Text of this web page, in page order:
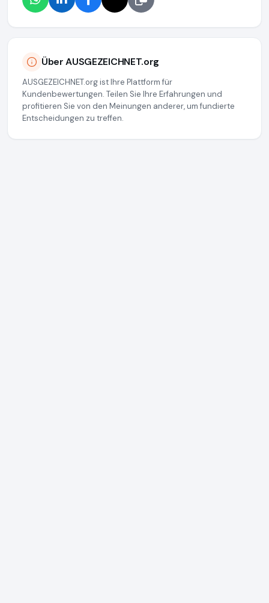
Über AUSGEZEICHNET.org
AUSGEZEICHNET.org ist Ihre Plattform für
Kundenbewertungen. Teilen Sie Ihre Erfahrungen und
profitieren Sie von den Meinungen anderer, um fundierte
Entscheidungen zu treffen.